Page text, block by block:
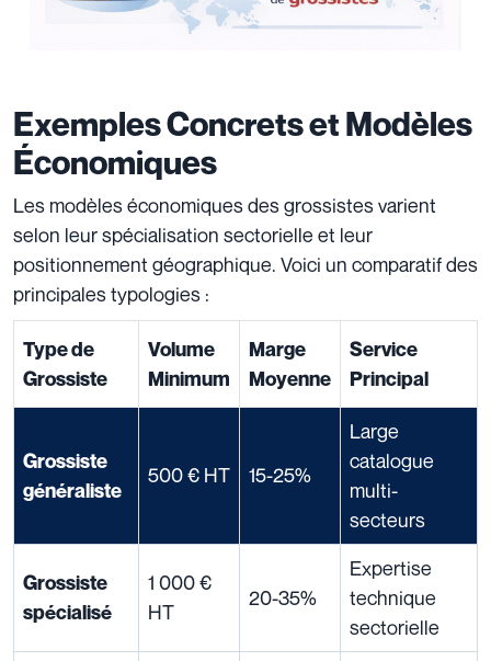
Exemples Concrets et Modèles
Économiques
Les modèles économiques des grossistes varient
selon leur spécialisation sectorielle et leur
positionnement géographique. Voici un comparatif des
principales typologies :
Type de
Grossiste
Volume
Minimum
Marge
Moyenne
Service
Principal
Grossiste
généraliste
500 € HT 15-25%
Large
catalogue
multi-
secteurs
Grossiste
spécialisé
1 000 €
HT
20-35%
Expertise
technique
sectorielle